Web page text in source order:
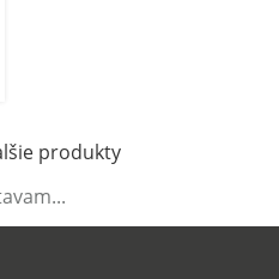
produkty